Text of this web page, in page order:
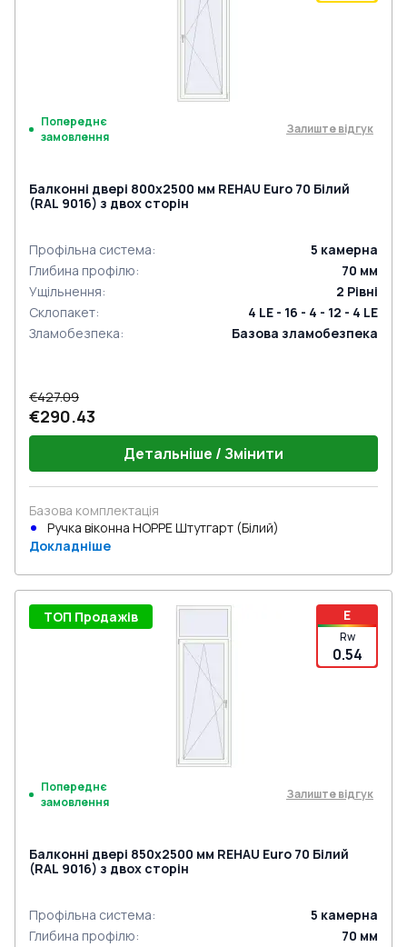
Попереднє
замовлення
Залиште відгук
Балконні двері 800x2500 мм REHAU Euro 70 Білий
(RAL 9016) з двох сторін
Профільна система: 5 камерна
Глибина профілю: 70 мм
Ущільнення: 2 Рівні
Склопакет:
4 LE - 16 - 4 - 12 - 4 LE
Зламобезпека: Базова зламобезпека
€427.09
€290.43
Детальніше / Змінити
Базова комплектація
Ручка віконна HOPPE Штутгарт (Білий)
Докладніше
E
Rw
0.54
ТОП Продажів
Попереднє
замовлення
Залиште відгук
Балконні двері 850x2500 мм REHAU Euro 70 Білий
(RAL 9016) з двох сторін
Профільна система: 5 камерна
Глибина профілю: 70 мм